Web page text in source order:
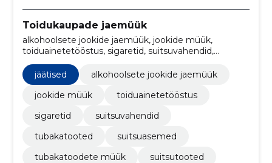
Toidukaupade jaemüük
alkohoolsete jookide jaemüük, jookide müük,
toiduainetetööstus, sigaretid, suitsuvahendid,
tubakatooted, suitsuasemed, tubakatoodete müük,
suitsutooted, suitsuaromid
jäätised
alkohoolsete jookide jaemüük
jookide müük
toiduainetetööstus
sigaretid
suitsuvahendid
tubakatooted
suitsuasemed
tubakatoodete müük
suitsutooted